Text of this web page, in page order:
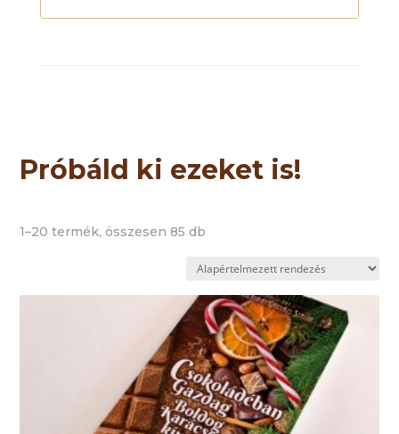
Próbáld ki ezeket is!
1–20 termék, összesen 85 db